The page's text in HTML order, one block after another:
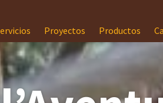
Proyectos Productos